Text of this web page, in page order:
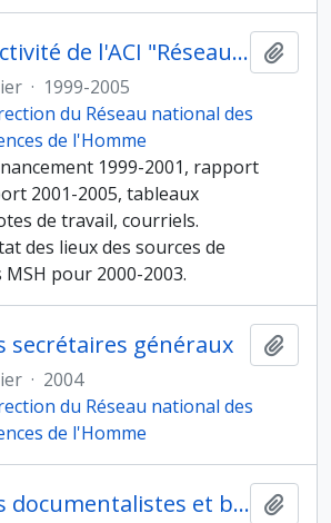
Rapports d'activité de l'ACI "Réseau des MSH"
· 1999-2005
du Réseau national des
de l'Homme
1999-2001, rapport
2001-2005, tableaux
de travail, courriels.
des lieux des sources de
pour 2000-2003.
secrétaires généraux
· 2004
du Réseau national des
de l'Homme
Réunions des documentalistes et bibliothécaires